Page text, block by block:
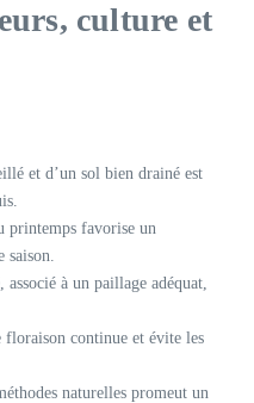
culture et
et d’un sol bien drainé est
printemps favorise un
saison.
à un paillage adéquat,
continue et évite les
naturelles promeut un